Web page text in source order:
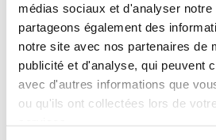
médias sociaux et d'analyser notre
partageons également des
notre site avec nos partenaires de
publicité et d'analyse, qui peuvent
avec d'autres informations que
ou qu'ils ont collectées lors de
Nouveau